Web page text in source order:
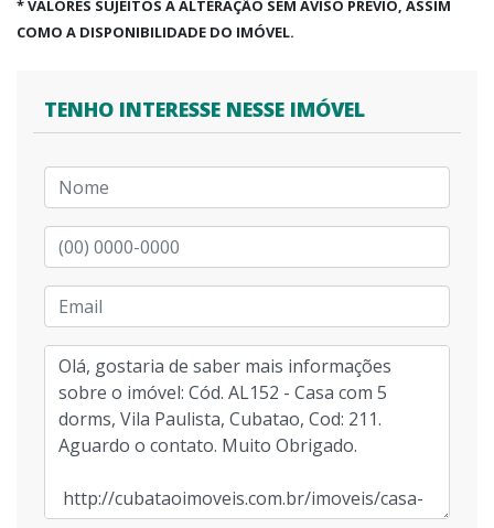
* VALORES SUJEITOS A ALTERAÇÃO SEM AVISO PRÉVIO, ASSIM
COMO A DISPONIBILIDADE DO IMÓVEL.
TENHO INTERESSE NESSE IMÓVEL